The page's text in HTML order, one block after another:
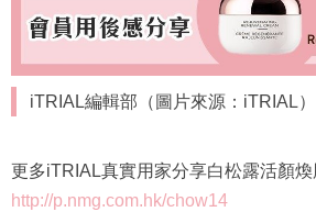
iTRIAL編輯部（圖片來源：iTRIAL）
更多iTRIAL真實用家分享白松露活顏煥
http://p.nmg.com.hk/chow14